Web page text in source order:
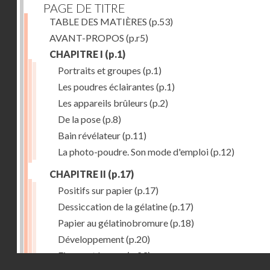
PAGE DE TITRE
TABLE DES MATIÈRES (p.53)
AVANT-PROPOS (p.r5)
CHAPITRE I (p.1)
Portraits et groupes (p.1)
Les poudres éclairantes (p.1)
Les appareils brûleurs (p.2)
De la pose(p.8)
Bain révélateur(p.11)
La photo-poudre. Son mode d'emploi(p.12)
CHAPITRE II (p.17)
Positifs sur papier(p.17)
Dessiccation de la gélatine(p.17)
Papier au gélatinobromure(p.18)
Développement(p.20)
Fixage et lavage(p.23)